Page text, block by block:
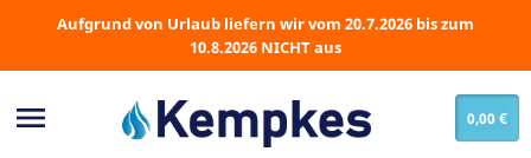
Aufgrund von Urlaub liefern wir vom 20.7.2026 bis zum
10.8.2026 NICHT aus
 0,00 €